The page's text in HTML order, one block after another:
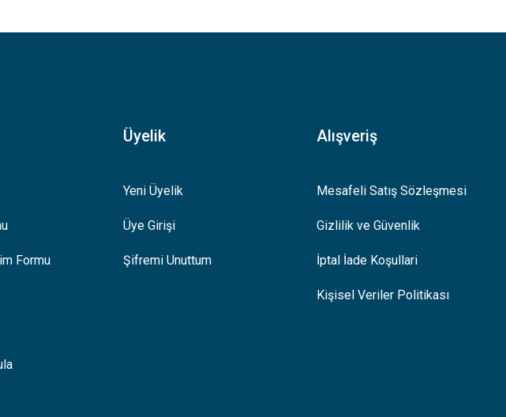
Formu
Üyelik
Yeni Üyelik
Üye Girişi
Şifremi Unuttum
Alışveriş
Mesafeli Satış Sözleşmesi
Gizlilik ve Güvenlik
İptal İade Koşullari
Kişisel Veriler Politikası